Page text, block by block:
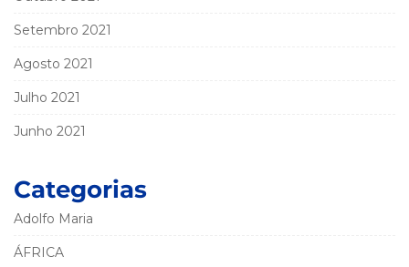
Setembro 2021
Agosto 2021
Julho 2021
Junho 2021
Categorias
Adolfo Maria
ÁFRICA